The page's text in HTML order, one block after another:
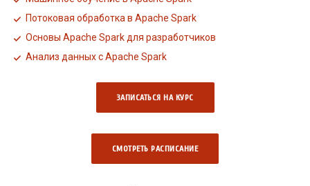
Потоковая обработка в Apache Spark
Основы Apache Spark для разработчиков
Анализ данных с Apache Spark
ЗАПИСАТЬСЯ НА КУРС
СМОТРЕТЬ РАCПИСАНИЕ